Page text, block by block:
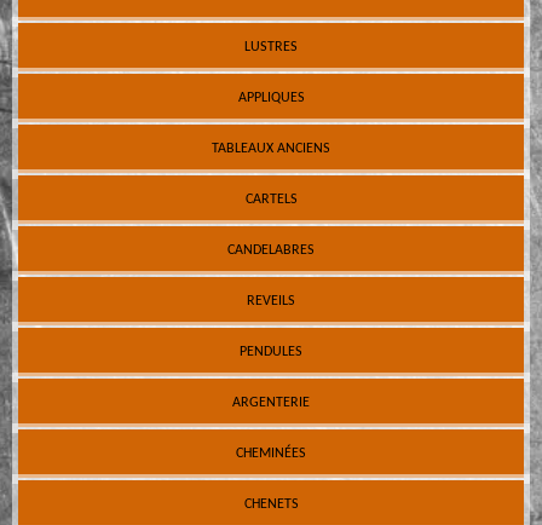
LUSTRES
APPLIQUES
TABLEAUX ANCIENS
CARTELS
CANDELABRES
REVEILS
PENDULES
ARGENTERIE
CHEMINÉES
CHENETS